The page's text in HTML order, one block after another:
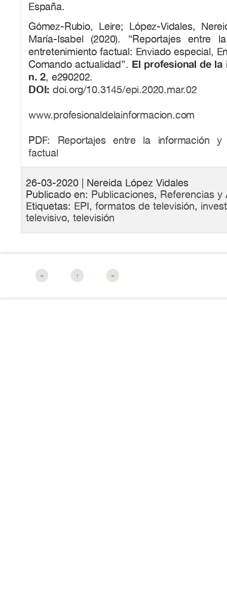
España.
Gómez-Rubio, Leire; López-Vidales,
María-Isabel (2020). “Reportajes entre
entretenimiento factual: Enviado especial,
Comando actualidad”. El profesional de la
n. 2, e290202.
DOI: doi.org/10.3145/epi.2020.mar.02
www.profesionaldelainformacion.com
PDF: Reportajes entre la información y
factual
26-03-2020 | Nereida López Vidales
Publicado en: Publicaciones, Referencias y
Etiquetas: EPI, formatos de televisión,
televisivo, televisión
‹‹ ↑ ››